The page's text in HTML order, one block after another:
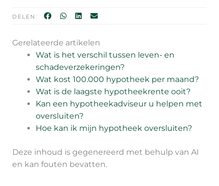
DELEN:
Gerelateerde artikelen
Wat is het verschil tussen leven- en
schadeverzekeringen?
Wat kost 100.000 hypotheek per maand?
Wat is de laagste hypotheekrente ooit?
Kan een hypotheekadviseur u helpen met
oversluiten?
Hoe kan ik mijn hypotheek oversluiten?
Deze inhoud is gegenereerd met behulp van AI
en kan fouten bevatten.